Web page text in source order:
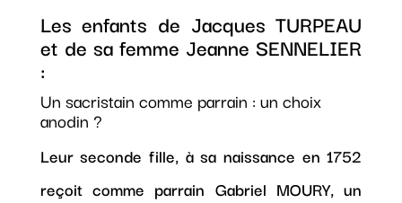
Les enfants de Jacques TURPEAU
et de sa femme Jeanne SENNELIER
:
Un sacristain comme parrain : un choix
anodin ?
Leur seconde fille, à sa naissance en 1752
reçoit comme parrain Gabriel MOURY, un